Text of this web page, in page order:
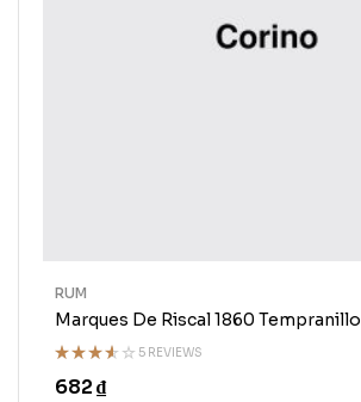
Marques De Riscal 1860 Tempranillo
Rated
3.50
5 REVIEWS
RUM
682₫